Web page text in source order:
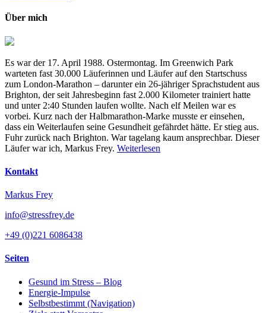
Über mich
Es war der 17. April 1988. Ostermontag. Im Greenwich Park
warteten fast 30.000 Läuferinnen und Läufer auf den Startschuss
zum London-Marathon – darunter ein 26-jähriger Sprachstudent aus
Brighton, der seit Jahresbeginn fast 2.000 Kilometer trainiert hatte
und unter 2:40 Stunden laufen wollte. Nach elf Meilen war es
vorbei. Kurz nach der Halbmarathon-Marke musste er einsehen,
dass ein Weiterlaufen seine Gesundheit gefährdet hätte. Er stieg aus.
Fuhr zurück nach Brighton. War tagelang kaum ansprechbar. Dieser
Läufer war ich, Markus Frey. Weiterlesen
Kontakt
Markus Frey
info@stressfrey.de
+49 (0)221 6086438
Seiten
Gesund im Stress – Blog
Energie-Impulse
Selbstbestimmt (Navigation)